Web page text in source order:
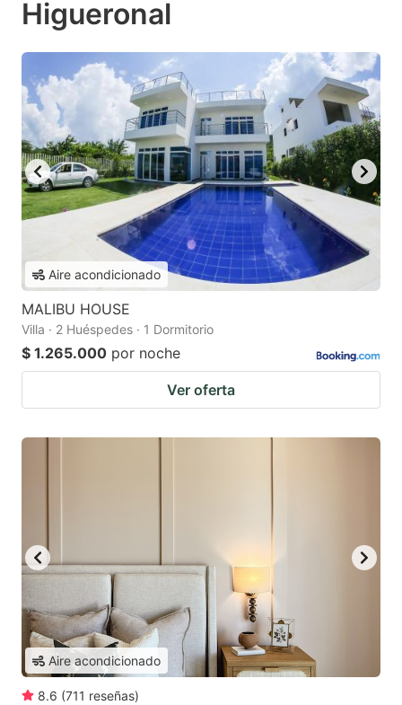
Higueronal
Aire acondicionado
MALIBU HOUSE
Villa · 2 Huéspedes · 1 Dormitorio
$ 1.265.000 por noche
Ver oferta
Aire acondicionado
8.6 (711 reseñas)